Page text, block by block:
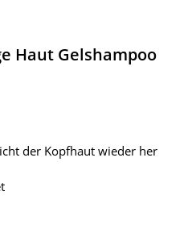
Haut Gelshampoo
der Kopfhaut wieder her